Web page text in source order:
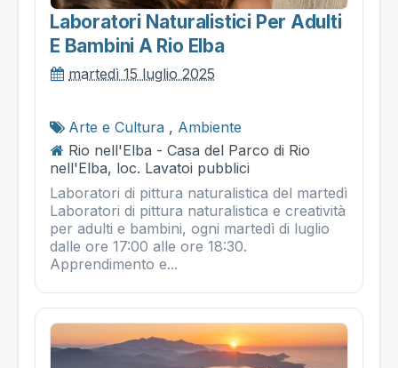
Laboratori Naturalistici Per Adulti
E Bambini A Rio Elba
martedì 15 luglio 2025
Arte e Cultura , Ambiente
Rio nell'Elba - Casa del Parco di Rio
nell'Elba, loc. Lavatoi pubblici
Laboratori di pittura naturalistica del martedì
Laboratori di pittura naturalistica e creatività
per adulti e bambini, ogni martedì di luglio
dalle ore 17:00 alle ore 18:30.
Apprendimento e...